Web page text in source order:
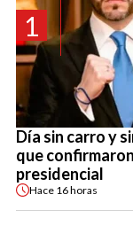
1
Día sin carro y
que
presidencial
Hace 16 horas